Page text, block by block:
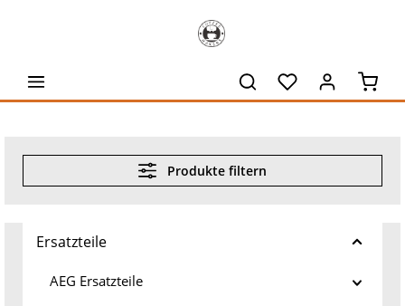
Produkte filtern
Ersatzteile
AEG Ersatzteile